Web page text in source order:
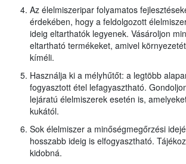
Az élelmiszeripar folyamatos
érdekében, hogy a feldolgozott
ideig eltarthatók legyenek. Vásároljon
eltartható termékeket, amivel
kíméli.
Használja ki a mélyhűtőt: a legtöbb
fogyasztott étel lefagyasztható.
lejáratú élelmiszerek esetén is,
kukától.
Sok élelmiszer a minőségmegőrzési
hosszabb ideig is elfogyasztható.
kidobná.